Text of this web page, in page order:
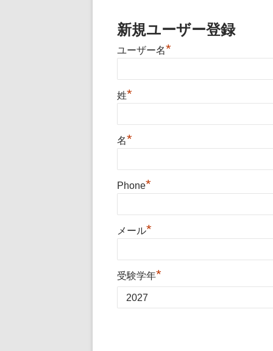
新規ユーザー登録
ユーザー名*
姓*
名*
Phone*
メール*
受験学年*